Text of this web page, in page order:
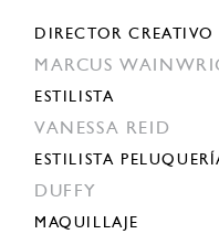
DIRECTOR CREATIVO
MARCUS
ESTILISTA
VANESSA REID
ESTILISTA
DUFFY
MAQUILLAJE